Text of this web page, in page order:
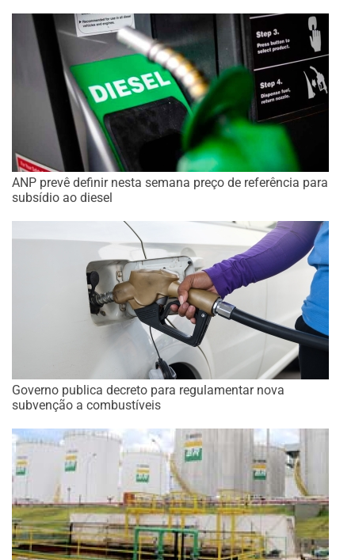
ANP prevê definir nesta semana preço de referência para
subsídio ao diesel
Governo publica decreto para regulamentar nova
subvenção a combustíveis